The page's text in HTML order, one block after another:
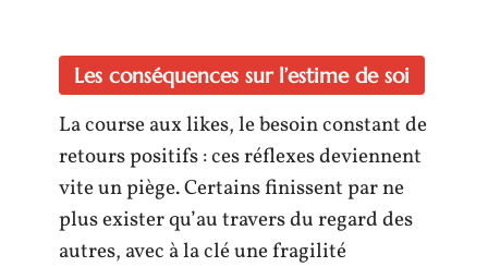
Les conséquences sur l’estime de soi
La course aux likes, le besoin constant de
retours positifs : ces réflexes deviennent
vite un piège. Certains finissent par ne
plus exister qu’au travers du regard des
autres, avec à la clé une fragilité